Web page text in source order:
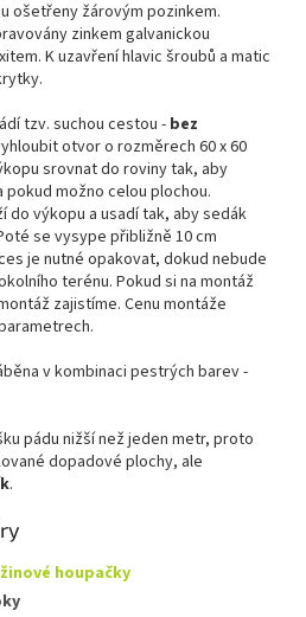
ošetřeny žárovým pozinkem.
zinkem galvanickou
K uzavření hlavic šroubů a matic
tzv. suchou cestou -bez
otvor o rozměrech 60 x 60
srovnat do roviny tak, aby
možno celou plochou.
do výkopu a usadí tak, aby sedák
se vysype přibližně 10 cm
je nutné opakovat, dokud nebude
terénu. Pokud si na montáž
zajistíme. Cenu montáže
v kombinaci pestrých barev -
pádu nižší než jeden metr, proto
dopadové plochy, ale
.
houpačky